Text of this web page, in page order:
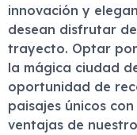
innovación y
desean disfrutar
trayecto. Optar
la mágica ciudad
oportunidad de
paisajes únicos
ventajas de